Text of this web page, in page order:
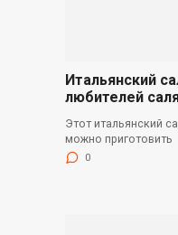
Итальянский
любителей
Этот итальянский
можно приготовить
0